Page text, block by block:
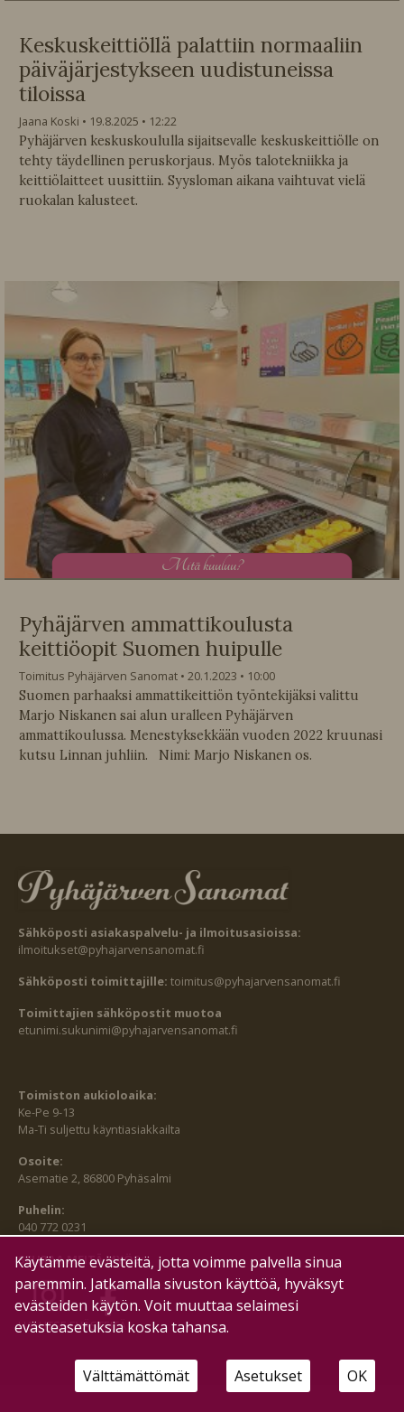
Keskuskeittiöllä palattiin normaaliin
päiväjärjestykseen uudistuneissa
tiloissa
Jaana Koski 19.8.2025
12:22
Pyhäjärven keskuskoululla sijaitsevalle keskuskeittiölle on
tehty täydellinen peruskorjaus. Myös talotekniikka ja
keittiölaitteet uusittiin. Syysloman aikana vaihtuvat vielä
ruokalan kalusteet.
Mitä kuuluu?
Pyhäjärven ammattikoulusta
keittiöopit Suomen huipulle
Toimitus Pyhäjärven Sanomat 20.1.2023
10:00
Suomen parhaaksi ammattikeittiön työntekijäksi valittu
Marjo Niskanen sai alun uralleen Pyhäjärven
ammattikoulussa. Menestyksekkään vuoden 2022 kruunasi
kutsu Linnan juhliin. Nimi: Marjo Niskanen os.
Sähköposti asiakaspalvelu- ja ilmoitusasioissa:
ilmoitukset@pyhajarvensanomat.fi
Sähköposti toimittajille: toimitus@pyhajarvensanomat.fi
Toimittajien sähköpostit muotoa
etunimi.sukunimi@pyhajarvensanomat.fi
Toimiston aukioloaika:
Ke-Pe 9-13
Ma-Ti suljettu käyntiasiakkailta
Osoite:
Asematie 2, 86800 Pyhäsalmi
Puhelin:
040 772 0231
SEURAA MEITÄ MYÖS:
HALLITSE EVÄSTEITÄ
Käytämme evästeitä, jotta voimme palvella sinua
paremmin. Jatkamalla sivuston käyttöä, hyväksyt
evästeiden käytön. Voit muuttaa selaimesi
evästeasetuksia koska tahansa.
Välttämättömät Asetukset OK